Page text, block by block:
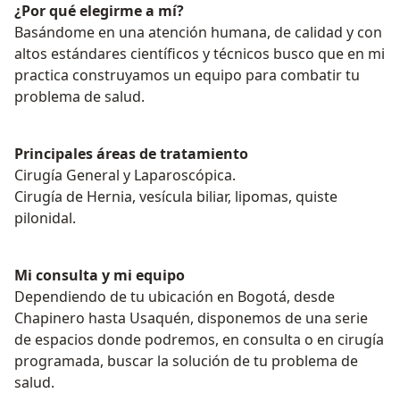
¿Por qué elegirme a mí?
Basándome en una atención humana, de calidad y con
altos estándares científicos y técnicos busco que en mi
practica construyamos un equipo para combatir tu
problema de salud.
Principales áreas de tratamiento
Cirugía General y Laparoscópica.
Cirugía de Hernia, vesícula biliar, lipomas, quiste
pilonidal.
Mi consulta y mi equipo
Dependiendo de tu ubicación en Bogotá, desde
Chapinero hasta Usaquén, disponemos de una serie
de espacios donde podremos, en consulta o en cirugía
programada, buscar la solución de tu problema de
salud.